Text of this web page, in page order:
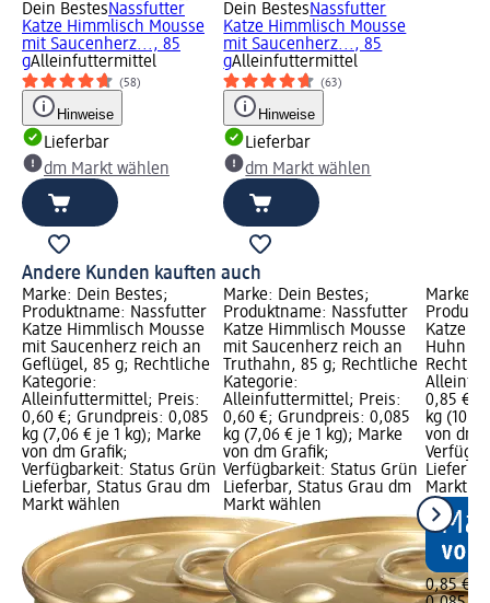
Dein BestesNassfutter
Katze Himmlisch Mousse
mit Saucenherz..., 85
gAlleinfuttermittel
(58)
Hinweise
Lieferbar
dm Markt wählen
Dein BestesNassfutter
Katze Himmlisch Mousse
mit Saucenherz..., 85
gAlleinfuttermittel
(63)
Hinweise
Lieferbar
dm Markt wählen
Andere Kunden kauften auch
Marke: Dein Bestes;
Produktname: Nassfutter
Katze Himmlisch Mousse
mit Saucenherz reich an
Geflügel, 85 g; Rechtliche
Kategorie:
Alleinfuttermittel; Preis:
0,60 €; Grundpreis: 0,085
kg (7,06 € je 1 kg); Marke
von dm Grafik;
Verfügbarkeit: Status Grün
Lieferbar, Status Grau dm
Markt wählen
Marke: Dein Bestes;
Produktname: Nassfutter
Katze Himmlisch Mousse
mit Saucenherz reich an
Truthahn, 85 g; Rechtliche
Kategorie:
Alleinfuttermittel; Preis:
0,60 €; Grundpreis: 0,085
kg (7,06 € je 1 kg); Marke
von dm Grafik;
Verfügbarkeit: Status Grün
Lieferbar, Status Grau dm
Markt wählen
Marke:
Katze
Huhn
0,85 €;
kg
von dm
Markt
0,85 €